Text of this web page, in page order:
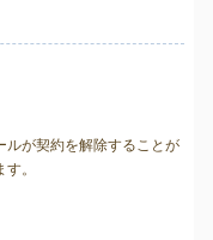
ルが契約を解除することが
。